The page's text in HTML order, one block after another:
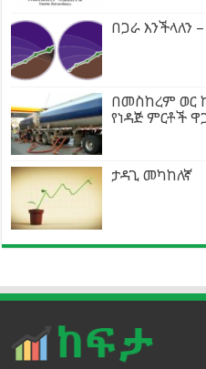
በጋራ እንችላለን
በመስከረም ወር
የነዳጅ ምርቶች
ታዳጊ መካከለኛ